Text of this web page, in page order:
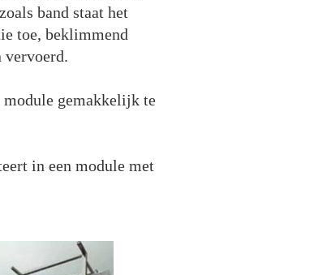
band staat het
toe, beklimmend
vervoerd.
module gemakkelijk te
in een module met